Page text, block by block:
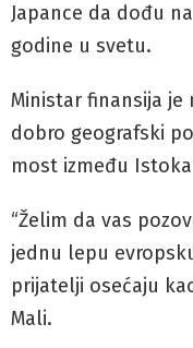
Japance da dođu
godine u svetu.
Ministar finansija je
dobro geografski
most između
“Želim da vas
jednu lepu
prijatelji osećaju
Mali.